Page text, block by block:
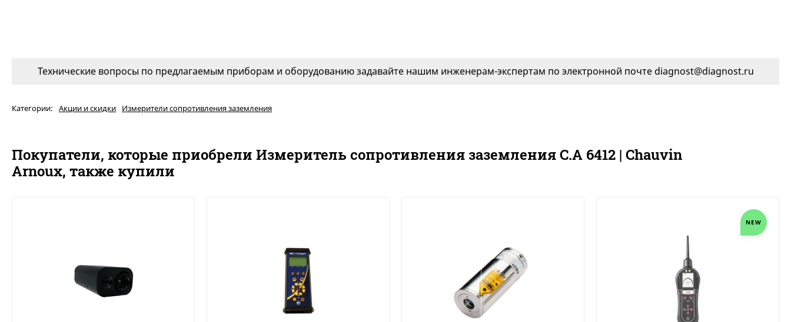
Технические вопросы по предлагаемым приборам и оборудованию задавайте нашим инженерам-экспертам по электронной почте diagnost@diagnost.ru
Категории: Акции и скидки Измерители сопротивления заземления
Покупатели, которые приобрели Измеритель сопротивления заземления C.A 6412 | Chauvin
Arnoux, также купили
NEW